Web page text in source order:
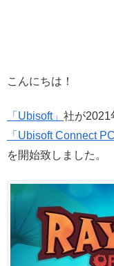
こんにちは！
「Ubisoft」 社が2021
「Ubisoft Connect PC
を開始致しました。